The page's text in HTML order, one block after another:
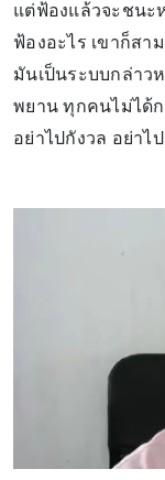
แต่ฟ้องแล้วจะชนะ
ฟ้องอะไร เขาก็สา
มันเป็นระบบกล่าว
พยาน ทุกคนไม่ได้ก
อย่าไปกังวล อย่าไ